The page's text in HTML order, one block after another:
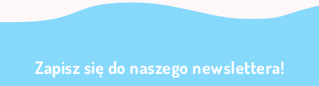
Zapisz się do naszego newslettera!